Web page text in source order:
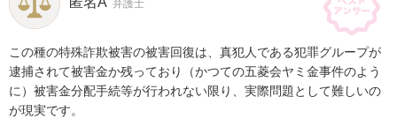
弁護士
この種の特殊詐欺被害の被害回復は、真犯人である犯罪グループが
逮捕されて被害金か残っており（かつての五菱会ヤミ金事件のよう
に）被害金分配手続等が行われない限り、実際問題として難しいの
が現実です。